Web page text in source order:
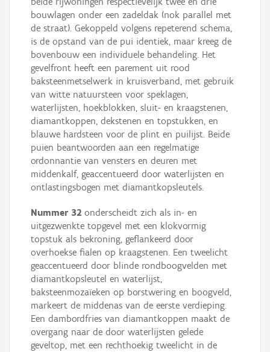
bouwlagen onder een zadeldak (nok parallel met
de straat). Gekoppeld volgens repeterend schema,
is de opstand van de pui identiek, maar kreeg de
bovenbouw een individuele behandeling. Het
gevelfront heeft een parement uit rood
baksteenmetselwerk in kruisverband, met gebruik
van witte natuursteen voor speklagen,
waterlijsten, hoekblokken, sluit- en kraagstenen,
diamantkoppen, dekstenen en topstukken, en
blauwe hardsteen voor de plint en puilijst. Beide
puien beantwoorden aan een regelmatige
ordonnantie van vensters en deuren met
middenkalf, geaccentueerd door waterlijsten en
ontlastingsbogen met diamantkopsleutels.
Nummer 32 onderscheidt zich als in- en
uitgezwenkte topgevel met een klokvormig
topstuk als bekroning, geflankeerd door
overhoekse fialen op kraagstenen. Een tweelicht
geaccentueerd door blinde rondboogvelden met
diamantkopsleutel en waterlijst,
baksteenmozaïeken op borstwering en boogveld,
markeert de middenas van de eerste verdieping.
Een dambordfries van diamantkoppen maakt de
overgang naar de door waterlijsten gelede
geveltop, met een rechthoekig tweelicht in de